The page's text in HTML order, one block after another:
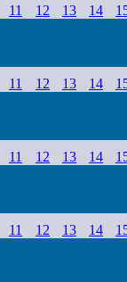
11 12 13 14
11 12 13 14
11 12 13 14
11 12 13 14